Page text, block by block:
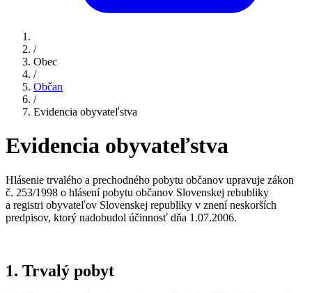
/
Obec
/
Občan
/
Evidencia obyvateľstva
Evidencia obyvateľstva
Hlásenie trvalého a prechodného pobytu občanov upravuje zákon
č. 253/1998 o hlásení pobytu občanov Slovenskej rebubliky
a registri obyvateľov Slovenskej republiky v znení neskorších
predpisov, ktorý nadobudol účinnosť dňa 1.07.2006.
1. Trvalý pobyt